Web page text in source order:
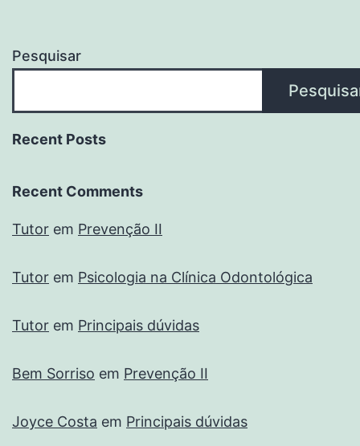
Pesquisar
Recent Posts
Recent Comments
Tutor em Prevenção II
Tutor em Psicologia na Clínica Odontológica
Tutor em Principais dúvidas
Bem Sorriso em Prevenção II
Joyce Costa em Principais dúvidas